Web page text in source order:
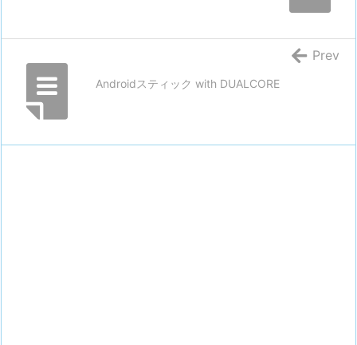
Androidスティック with DUALCORE
Prev